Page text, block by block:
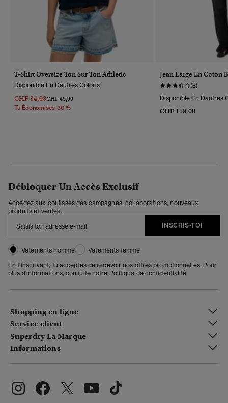
T-Shirt Oversize Ton Sur Ton Athletic
Disponible En Dautres Coloris
CHF 34,93Prix Réduit De
CHF 49,90À
Tu Économises 30 %
Jean Large En Coton
(8)
Disponible En Dautres
CHF 119,00
Débloquer Un Accès Exclusif
Accédez aux coulisses des campagnes, collaborations, nouveaux
produits et ventes.
INSCRIS-TOI
Vêtements homme
Vêtements femme
En t'inscrivant, tu acceptes de recevoir nos offres promotionnelles. Pour
plus d'informations, consulte notre Politique de confidentialité
Shopping en ligne
Service client
Superdry La Marque
Informations